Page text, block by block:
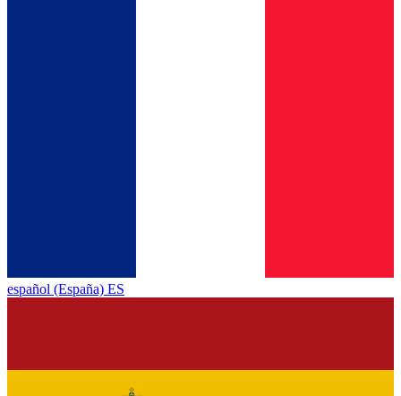
español (España) ES